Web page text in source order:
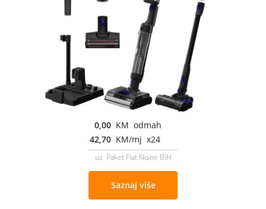
0,00 KM odmah
42,70 KM/mj x24
uz Paket Flat fiksne BiH
Saznaj više